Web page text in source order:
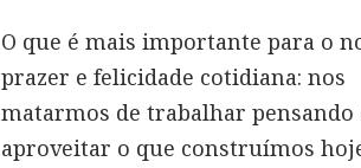
O que é mais importante para o
prazer e felicidade cotidiana: nos
matarmos de trabalhar pensando
aproveitar o que construímos